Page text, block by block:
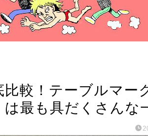
較！テーブルマー
は最も具だくさんな